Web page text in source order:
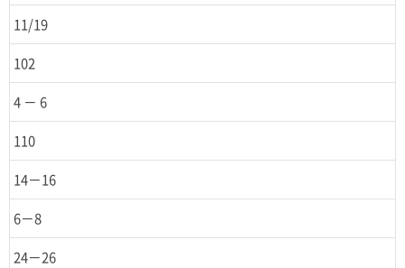
11/19
102
4 － 6
110
14－16
6－8
24－26